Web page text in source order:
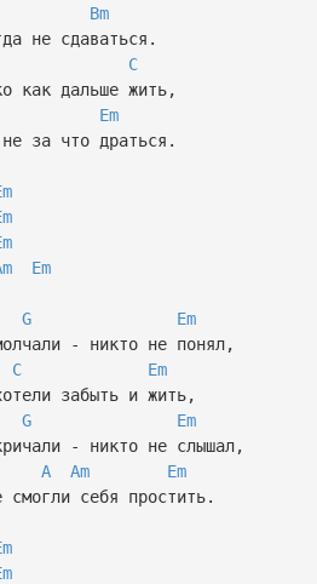
Bm
не сдаваться.
C
как дальше жить,
Em
за что драться.
Em
G
Em
- никто не понял,
C
Em
забыть и жить,
G
Em
- никто не слышал,
A
Am
Em
смогли себя простить.